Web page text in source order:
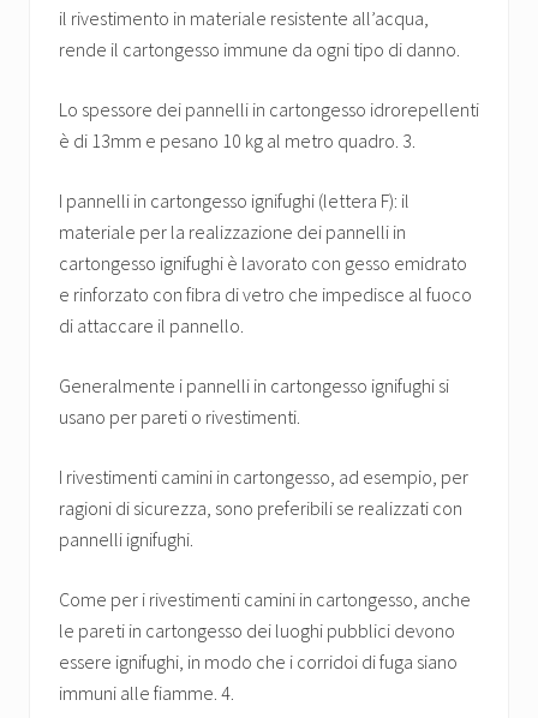
il rivestimento in materiale resistente all’acqua,
rende il cartongesso immune da ogni tipo di danno.
Lo spessore dei pannelli in cartongesso idrorepellenti
è di 13mm e pesano 10 kg al metro quadro. 3.
I pannelli in cartongesso ignifughi (lettera F): il
materiale per la realizzazione dei pannelli in
cartongesso ignifughi è lavorato con gesso emidrato
e rinforzato con fibra di vetro che impedisce al fuoco
di attaccare il pannello.
Generalmente i pannelli in cartongesso ignifughi si
usano per pareti o rivestimenti.
I rivestimenti camini in cartongesso, ad esempio, per
ragioni di sicurezza, sono preferibili se realizzati con
pannelli ignifughi.
Come per i rivestimenti camini in cartongesso, anche
le pareti in cartongesso dei luoghi pubblici devono
essere ignifughi, in modo che i corridoi di fuga siano
immuni alle fiamme. 4.